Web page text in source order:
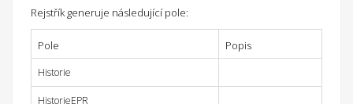
Rejstřík generuje následující pole:
Pole Popis
Historie
HistorieEPR